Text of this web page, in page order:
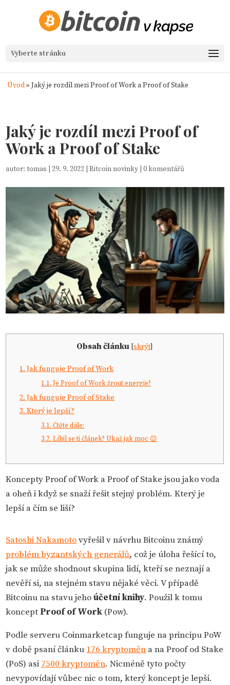
Vyberte stránku
Úvod» Jaký je rozdíl mezi Proof of Work a Proof of Stake
Jaký je rozdíl mezi Proof of
Work a Proof of Stake
autor:tomas |29. 9. 2022 |Bitcoin novinky |0 komentářů
Obsah článku [skrýt]
1. Jak funguje Proof of Work
1.1. Je Proof of Work žrout energie?
2. Jak funguje Proof of Stake
3. Který je lepší?
3.1. Čtěte dále:
3.2. Líbil se ti článek? Ukaž jak moc 😉
Koncepty Proof of Work a Proof of Stake jsou jako voda
a oheň i když se snaží řešit stejný problém. Který je
lepší a čím se liší?
Satoshi Nakamotovyřešil v návrhu Bitcoinu známý
problém byzantských generálů, což je úloha řešící to,
jak se může shodnout skupina lidí, kteří se neznají a
nevěří si, na stejném stavu nějaké věci. V případě
Bitcoinu na stavu jehoúčetní knihy. Použil k tomu
koncept Proof of Work (Pow).
Podle serveru Coinmarketcap funguje na principu PoW
v době psaní článku 176 kryptoměn a na Proof od Stake
(PoS) asi 7500 kryptoměn. Nicméně tyto počty
nevypovídají vůbec nic o tom, který koncept je lepší.